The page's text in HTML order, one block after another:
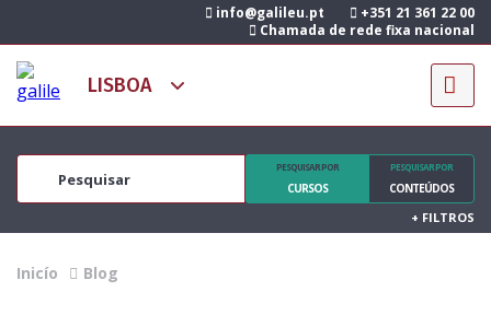
info@galileu.pt
+351 21 361 22 00
Chamada de rede fixa nacional
PESQUISAR POR
CURSOS
PESQUISAR POR
CONTEÚDOS
+ FILTROS
Inicío Blog